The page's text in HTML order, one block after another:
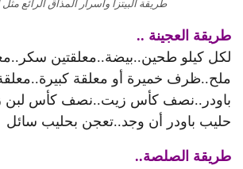
طريقة البيتزا وأسرار المذاق الرائع مثل
طريقة العجينة ..
لكل كيلو طحين..بيضة..معلقتين
ملح..ظرف خميرة أو معلقة
باودر..نصف كأس زيت..نصف كأس لبن
حليب باودر أن وجد..تعجن بحليب سائل
طريقة الصلصة..